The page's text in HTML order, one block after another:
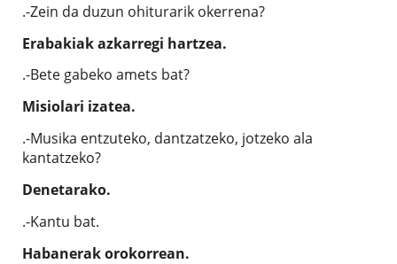
.-Zein da duzun ohiturarik okerrena?
Erabakiak azkarregi hartzea.
.-Bete gabeko amets bat?
Misiolari izatea.
.-Musika entzuteko, dantzatzeko, jotzeko ala
kantatzeko?
Denetarako.
.-Kantu bat.
Habanerak orokorrean.